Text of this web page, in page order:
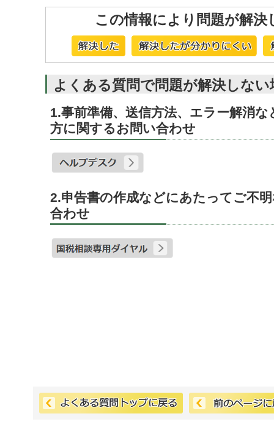
この情報により問題が解決
よくある質問で問題が解決しな
1.事前準備、送信方法、エラー解消
方に関するお問い合わせ
2.申告書の作成などにあたってご不
合わせ